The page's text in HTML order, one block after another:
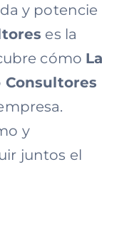
y potencie
es la
cómo La
Consultores
y
juntos el